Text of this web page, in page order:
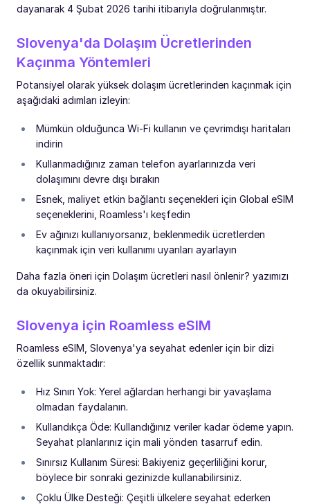
dayanarak 4 Şubat 2026 tarihi itibarıyla doğrulanmıştır.
Slovenya'da Dolaşım Ücretlerinden
Kaçınma Yöntemleri
Potansiyel olarak yüksek dolaşım ücretlerinden kaçınmak için
aşağıdaki adımları izleyin:
Mümkün olduğunca Wi-Fi kullanın ve çevrimdışı haritaları
indirin
Kullanmadığınız zaman telefon ayarlarınızda veri
dolaşımını devre dışı bırakın
Esnek, maliyet etkin bağlantı seçenekleri için Global eSIM
seçeneklerini, Roamless'ı keşfedin
Ev ağınızı kullanıyorsanız, beklenmedik ücretlerden
kaçınmak için veri kullanımı uyarıları ayarlayın
Daha fazla öneri için Dolaşım ücretleri nasıl önlenir? yazımızı
da okuyabilirsiniz.
Slovenya için Roamless eSIM
Roamless eSIM, Slovenya'ya seyahat edenler için bir dizi
özellik sunmaktadır:
Hız Sınırı Yok: Yerel ağlardan herhangi bir yavaşlama
olmadan faydalanın.
Kullandıkça Öde: Kullandığınız veriler kadar ödeme yapın.
Seyahat planlarınız için mali yönden tasarruf edin.
Sınırsız Kullanım Süresi: Bakiyeniz geçerliliğini korur,
böylece bir sonraki gezinizde kullanabilirsiniz.
Çoklu Ülke Desteği: Çeşitli ülkelere seyahat ederken